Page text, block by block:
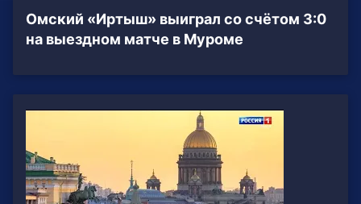
Омский «Иртыш» выиграл со счётом 3:0
на выездном матче в Муроме